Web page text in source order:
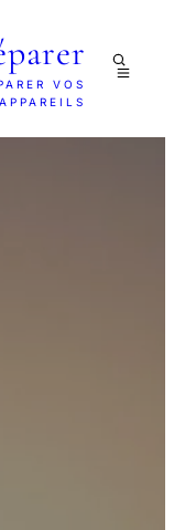
VOS
APPAREILS